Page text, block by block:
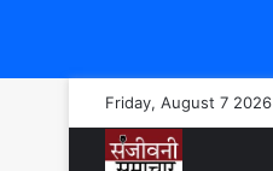
Friday, August 7 2026